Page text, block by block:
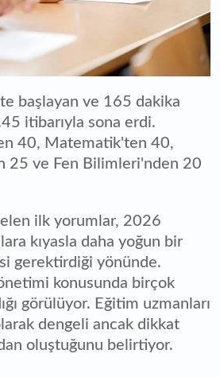
başlayan ve 165 dakika
itibarıyla sona erdi.
40, Matematik'ten 40,
25 ve Fen Bilimleri'nden 20
ilk yorumlar, 2026
kıyasla daha yoğun bir
gerektirdiği yönünde.
konusunda birçok
görülüyor. Eğitim uzmanları
dengeli ancak dikkat
oluştuğunu belirtiyor.